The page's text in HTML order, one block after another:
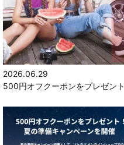
2026.06.29
500円オフクーポンをプレゼン